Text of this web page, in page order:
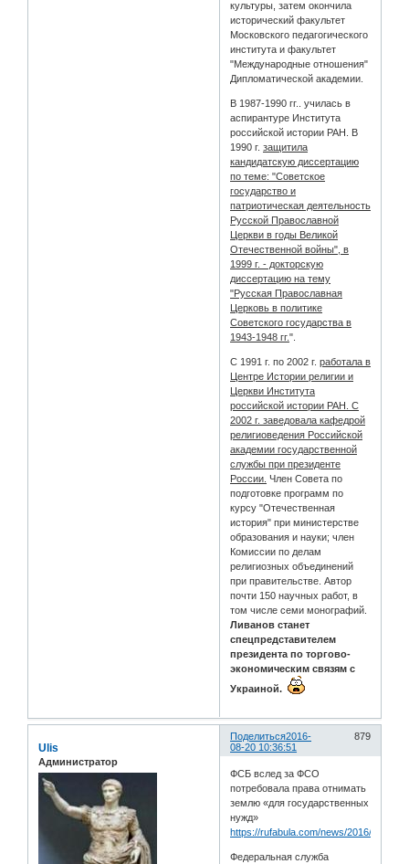
культуры, затем окончила
исторический факультет
Московского педагогического
института и факультет
"Международные отношения"
Дипломатической академии.
В 1987-1990 гг.. училась в
аспирантуре Института
российской истории РАН. В
1990 г.защитила
кандидатскую диссертацию
по теме: "Советское
государство и
патриотическая деятельность
Русской Православной
Церкви в годы Великой
Отечественной войны", в
1999 г. - докторскую
диссертацию на тему
"Русская Православная
Церковь в политике
Советского государства в
1943-1948 гг.".
С 1991 г. по 2002 г.работала в
Центре Истории религии и
Церкви Института
российской истории РАН. С
2002 г. заведовала кафедрой
религиоведения Российской
академии государственной
службы при президенте
России. Член Совета по
подготовке программ по
курсу "Отечественная
история" при министерстве
образования и науки; член
Комиссии по делам
религиозных объединений
при правительстве. Автор
почти 150 научных работ, в
том числе семи монографий.
Ливанов станет
спецпредставителем
президента по торгово-
экономическим связям с
Украиной.
Поделиться 879
2016-
08-20 10:36:51
Ulis
Администратор
ФСБ вслед за ФСО
потребовала права отнимать
землю «для государственных
нужд»
https://rufabula.com/news/2016/08/19/
Федеральная служба